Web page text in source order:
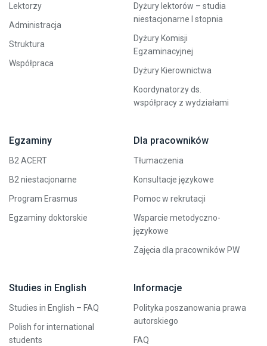
Lektorzy
Administracja
Struktura
Współpraca
Dyżury lektorów – studia
niestacjonarne I stopnia
Dyżury Komisji
Egzaminacyjnej
Dyżury Kierownictwa
Koordynatorzy ds.
współpracy z wydziałami
Egzaminy
B2 ACERT
B2 niestacjonarne
Program Erasmus
Egzaminy doktorskie
Dla pracowników
Tłumaczenia
Konsultacje językowe
Pomoc w rekrutacji
Wsparcie metodyczno-
językowe
Zajęcia dla pracowników PW
Studies in English
Studies in English – FAQ
Polish for international
students
Informacje
Polityka poszanowania prawa
autorskiego
FAQ